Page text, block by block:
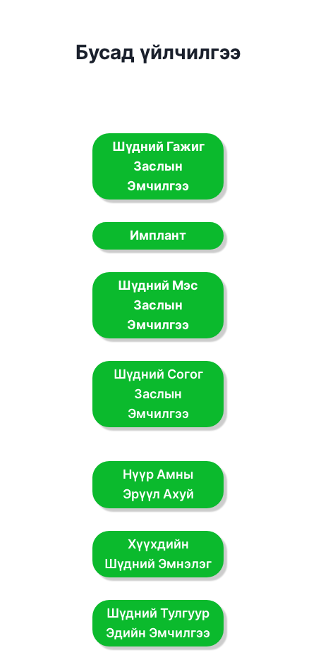
Бусад үйлчилгээ
Шүдний Гажиг
Заслын
Эмчилгээ
Имплант
Шүдний Мэс
Заслын
Эмчилгээ
Шүдний Согог
Заслын
Эмчилгээ
Нүүр Амны
Эрүүл Ахуй
Хүүхдийн
Шүдний Эмнэлэг
Шүдний Тулгуур
Эдийн Эмчилгээ